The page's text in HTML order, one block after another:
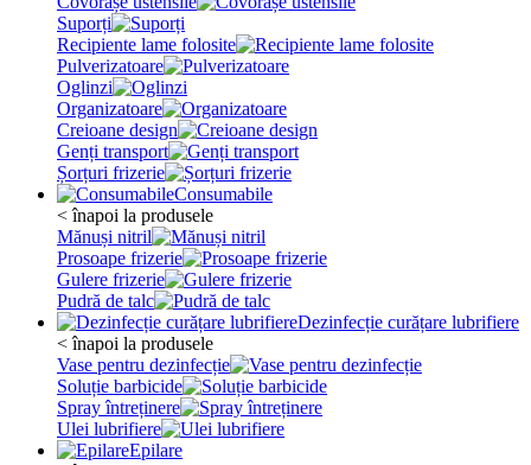
Suporți
Recipiente lame folosite
Pulverizatoare
Oglinzi
Organizatoare
Creioane design
Genți transport
Șorțuri frizerie
Consumabile
< înapoi la produsele
Mănuși nitril
Prosoape frizerie
Gulere frizerie
Pudră de talc
Dezinfecție curățare lubrifiere
< înapoi la produsele
Vase pentru dezinfecție
Soluție barbicide
Spray întreținere
Ulei lubrifiere
Epilare